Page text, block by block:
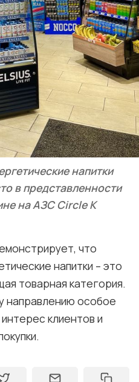
напитки
в представленности
на АЗС Circle K
что
напитки – это
товарная категория.
направлению особое
клиентов и